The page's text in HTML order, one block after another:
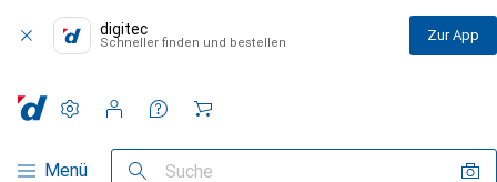
digitec
Schneller finden und bestellen Zur App
Navigation nach Kategorien
Menü Suche
Einstellungen
Kundenkonto
Vergleichslisten
Merklisten
Warenkorb